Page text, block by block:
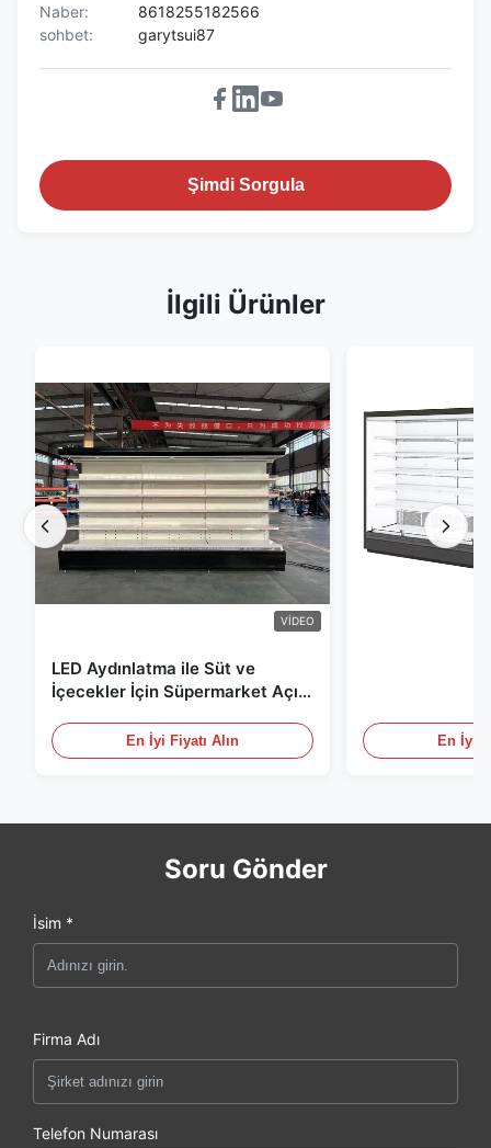
Naber:
8618255182566
sohbet:
garytsui87
Şimdi Sorgula
İlgili Ürünler
VIDEO
LED Aydınlatma ile Süt ve
İçecekler İçin Süpermarket Açık
En İyi Fiyatı Alın En İyi
Soru Gönder
İsim *
Firma Adı
Telefon Numarası